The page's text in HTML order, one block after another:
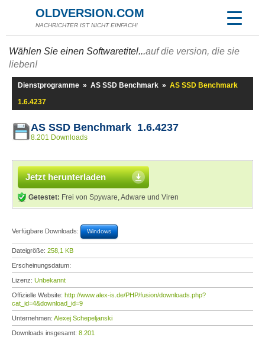
OLDVERSION.COM
NACHRICHTER IST NICHT EINFACH!
Wählen Sie einen Softwaretitel...auf die version, die sie
lieben!
Dienstprogramme » AS SSD Benchmark » AS SSD Benchmark
1.6.4237
AS SSD Benchmark 1.6.4237
8.201 Downloads
Jetzt herunterladen
Getestet: Frei von Spyware, Adware und Viren
Verfügbare Downloads: Windows
Dateigröße: 258,1 KB
Erscheinungsdatum:
Lizenz: Unbekannt
Offizielle Website: http://www.alex-is.de/PHP/fusion/downloads.php?
cat_id=4&download_id=9
Unternehmen: Alexej Schepeljanski
Downloads insgesamt: 8.201